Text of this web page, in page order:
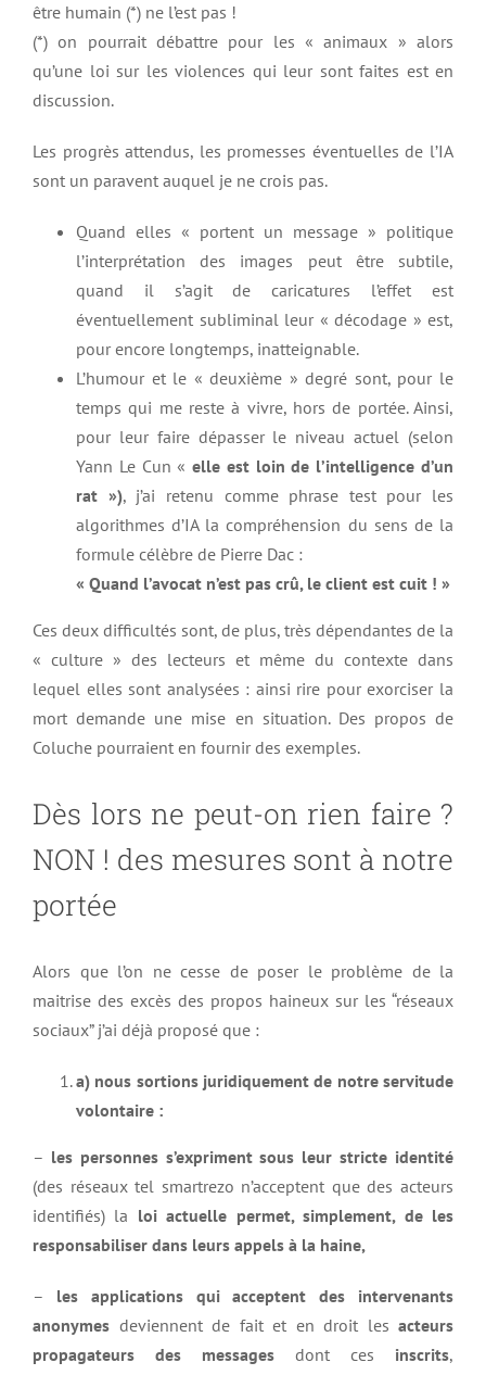
être humain (*) ne l’est pas !
(*) on pourrait débattre pour les « animaux » alors
qu’une loi sur les violences qui leur sont faites est en
discussion.
Les progrès attendus, les promesses éventuelles de l’IA
sont un paravent auquel je ne crois pas.
Quand elles « portent un message » politique
l’interprétation des images peut être subtile,
quand il s’agit de caricatures l’effet est
éventuellement subliminal leur « décodage » est,
pour encore longtemps, inatteignable.
L’humour et le « deuxième » degré sont, pour le
temps qui me reste à vivre, hors de portée. Ainsi,
pour leur faire dépasser le niveau actuel (selon
Yann Le Cun «elle est loin de l’intelligence d’un
rat »), j’ai retenu comme phrase test pour les
algorithmes d’IA la compréhension du sens de la
formule célèbre de Pierre Dac :
« Quand l’avocat n’est pas crû, le client est cuit ! »
Ces deux difficultés sont, de plus, très dépendantes de la
« culture » des lecteurs et même du contexte dans
lequel elles sont analysées : ainsi rire pour exorciser la
mort demande une mise en situation. Des propos de
Coluche pourraient en fournir des exemples.
Dès lors ne peut-on rien faire ?
NON ! des mesures sont à notre
portée
Alors que l’on ne cesse de poser le problème de la
maitrise des excès des propos haineux sur les “réseaux
sociaux” j’ai déjà proposé que :
a) nous sortions juridiquement de notre servitude
volontaire :
– les personnes s’expriment sous leur stricte identité
(des réseaux tel smartrezo n’acceptent que des acteurs
identifiés) la loi actuelle permet, simplement, de les
responsabiliser dans leurs appels à la haine,
– les applications qui acceptent des intervenants
anonymes deviennent de fait et en droit les acteurs
propagateurs des messages dont ces inscrits,